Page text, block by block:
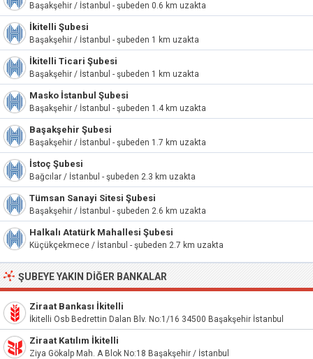
Başakşehir / İstanbul - şubeden 0.6 km uzakta
İkitelli Şubesi
Başakşehir / İstanbul - şubeden 1 km uzakta
İkitelli Ticari Şubesi
Başakşehir / İstanbul - şubeden 1 km uzakta
Masko İstanbul Şubesi
Başakşehir / İstanbul - şubeden 1.4 km uzakta
Başakşehir Şubesi
Başakşehir / İstanbul - şubeden 1.7 km uzakta
İstoç Şubesi
Bağcılar / İstanbul - şubeden 2.3 km uzakta
Tümsan Sanayi Sitesi Şubesi
Başakşehir / İstanbul - şubeden 2.6 km uzakta
Halkalı Atatürk Mahallesi Şubesi
Küçükçekmece / İstanbul - şubeden 2.7 km uzakta
ŞUBEYE YAKIN DIĞER BANKALAR
Ziraat Bankası İkitelli
İkitelli Osb Bedrettin Dalan Blv. No:1/16 34500 Başakşehir İstanbul
Ziraat Katılım İkitelli
Ziya Gökalp Mah. A Blok No:18 Başakşehir / İstanbul